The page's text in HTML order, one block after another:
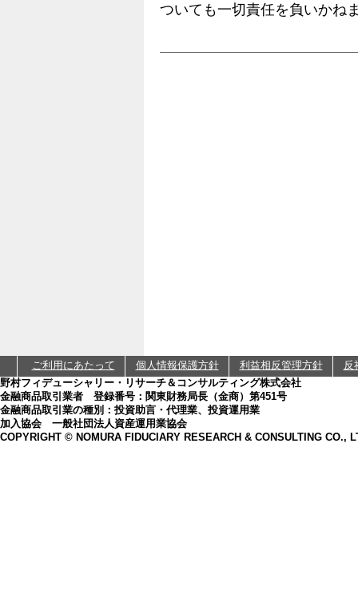
ついても一切責任を負いかね
ご利用にあたって 個人情報保護方針 利益相反管理方針
反
野村フィデューシャリー・リサーチ＆コンサルティング株式会社
金融商品取引業者 登録番号：関東財務局長（金商）第451号
金融商品取引業の種別：投資助言・代理業、投資運用業
加入協会 一般社団法人資産運用業協会
COPYRIGHT © NOMURA FIDUCIARY RESEARCH & CONSULTING CO.,